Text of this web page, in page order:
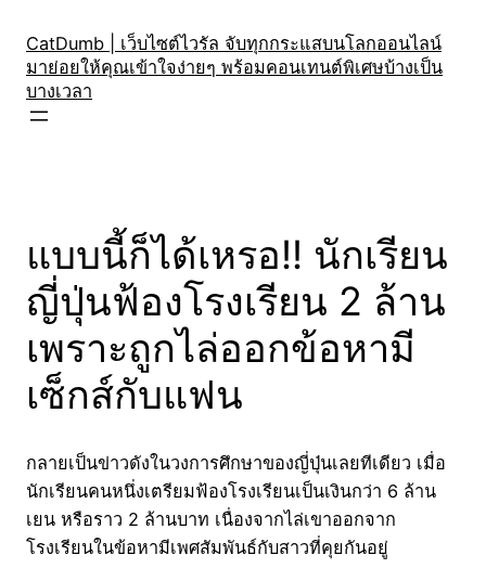
content
CatDumb | เว็บไซต์ไวรัล จับทุกกระแสบนโลกออนไลน์
มาย่อยให้คุณเข้าใจง่ายๆ พร้อมคอนเทนต์พิเศษบ้างเป็น
บางเวลา
แบบนี้ก็ได้เหรอ!! นักเรียน
ญี่ปุ่นฟ้องโรงเรียน 2 ล้าน
เพราะถูกไล่ออกข้อหามี
เซ็กส์กับแฟน
กลายเป็นข่าวดังในวงการศึกษาของญี่ปุ่นเลยทีเดียว เมื่อ
นักเรียนคนหนึ่งเตรียมฟ้องโรงเรียนเป็นเงินกว่า 6 ล้าน
เยน หรือราว 2 ล้านบาท เนื่องจากไล่เขาออกจาก
โรงเรียนในข้อหามีเพศสัมพันธ์กับสาวที่คุยกันอยู่